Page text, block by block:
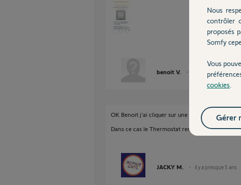
benoit V. il y a presque 5 ans
OK Benoit j'ai cliquer sur une mauvaise option.
Dans ce cas le Thermostat remplace le pont
JACKY M. il y a presque 5 ans
Nous
contrôler
proposés
Somfy
Vous
cookies
Gérer